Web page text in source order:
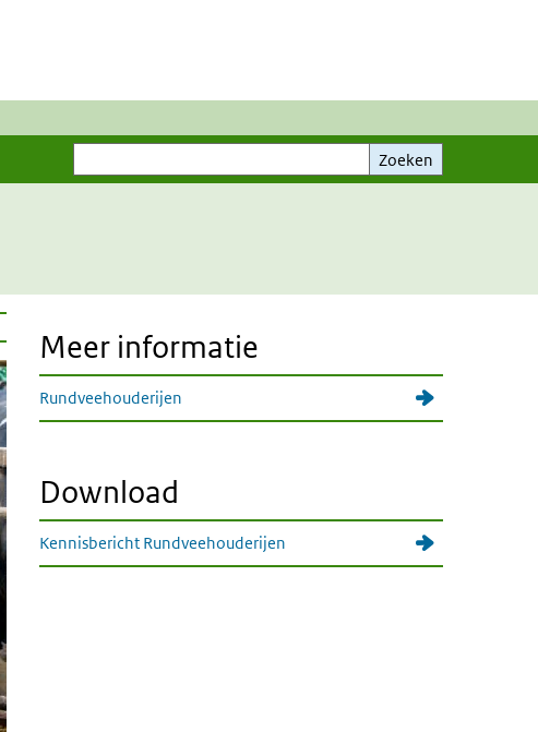
Zoeken
Zoeken
Meer informatie
Rundveehouderijen
Download
Kennisbericht Rundveehouderijen